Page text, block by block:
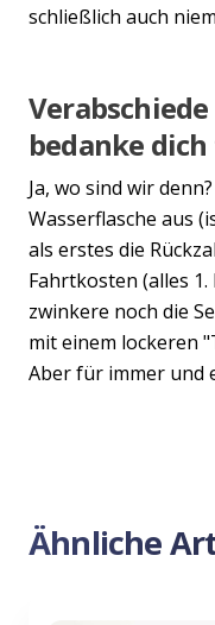
schließlich auch
bedanke
Ja, wo sind wir
Wasserflasche aus
als erstes die
Fahrtkosten (alles
zwinkere noch die
mit einem lockeren
Aber für immer und
Ähnliche